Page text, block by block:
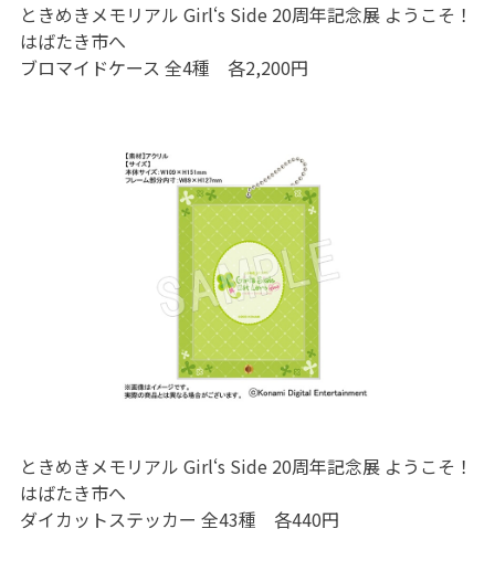
ときめきメモリアル Girl‘s Side 20周年記念展 ようこそ！
はばたき市へ
ブロマイドケース 全4種 各2,200円
ときめきメモリアル Girl‘s Side 20周年記念展 ようこそ！
はばたき市へ
ダイカットステッカー 全43種 各440円